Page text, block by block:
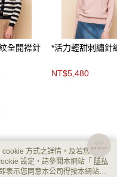
全開襟針
*活力輕甜刺繡針
NT$5,480
方式之詳情，及若您不希
設定，請參閱本網站「 隱私
表示您同意本公司得按本網站使